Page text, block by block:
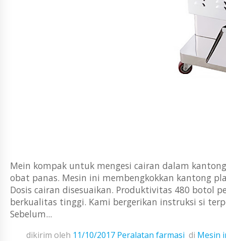
Mein kompak untuk mengesi cairan dalam
obat panas. Mesin ini membengkokkan kantong
Dosis cairan disesuaikan. Produktivitas 480 botol
berkualitas tinggi. Kami bergerikan instruksi si
Sebelum...
dikirim oleh 11/10/2017 Peralatan farmasi di Mesin